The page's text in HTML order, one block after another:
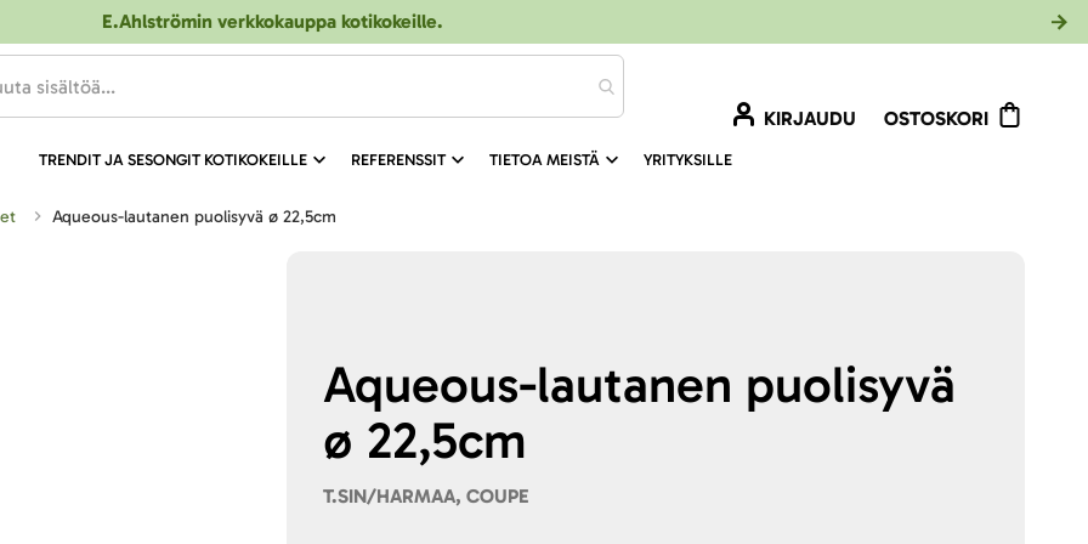
E.Ahlströmin verkkokauppa kotikokeille.
KIRJAUDU
OSTOSKORI
TRENDIT JA SESONGIT KOTIKOKEILLE REFERENSSIT TIETOA MEISTÄ YRITYKSILLE
Aqueous-lautanen puolisyvä ø 22,5cm
Aqueous-lautanen puolisyvä
ø 22,5cm
T.SIN/HARMAA, COUPE